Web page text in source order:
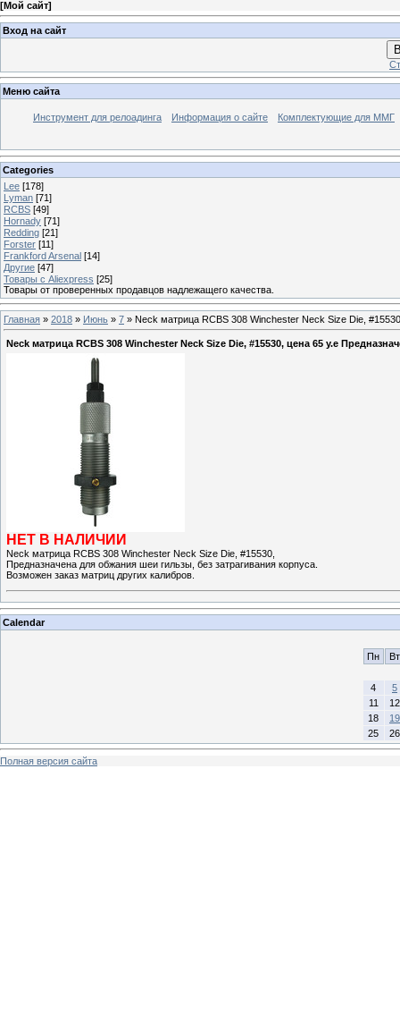
[Мой сайт]
Вход на сайт
Меню сайта
Инструмент для релоадинга Информация о сайте Комплектующие для ММГ
Categories
Lee [178]
Lyman [71]
RCBS [49]
Hornady [71]
Redding [21]
Forster [11]
Frankford Arsenal [14]
Другие [47]
Товары с Aliexpress [25]
Товары от проверенных продавцов надлежащего качества.
Главная » 2018 » Июнь » 7 » Neck матрица RCBS 308 Winchester Neck Size Die,
Neck матрица RCBS 308 Winchester Neck Size Die, #15530, цена 65 у.е
НЕТ В НАЛИЧИИ
Neck матрица RCBS 308 Winchester Neck Size Die, #15530,
Предназначена для обжания шеи гильзы, без затрагивания корпуса.
Возможен заказ матриц других калибров.
Calendar
Пн Вт
4
5
11
12
18
19
25
26
Полная версия сайта